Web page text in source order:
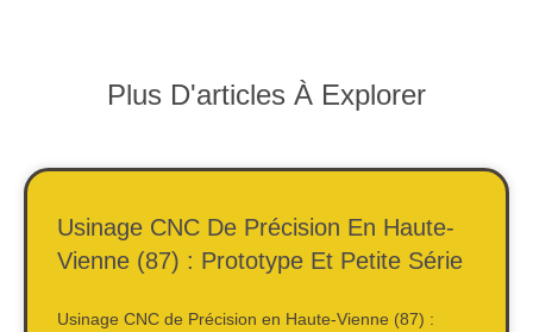
Plus D'articles À Explorer
Usinage CNC De Précision En Haute-
Vienne (87) : Prototype Et Petite Série
Usinage CNC de Précision en Haute-Vienne (87) :